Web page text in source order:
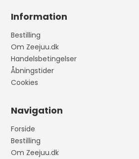
Information
Bestilling
Om Zeejuu.dk
Handelsbetingelser
Åbningstider
Cookies
Navigation
Forside
Bestilling
Om Zeejuu.dk